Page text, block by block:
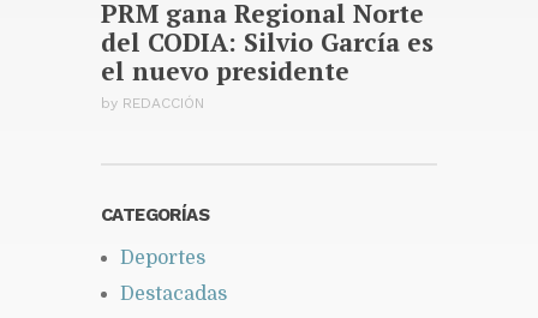
PRM gana Regional Norte
del CODIA: Silvio García es
el nuevo presidente
by REDACCIÓN
CATEGORÍAS
Deportes
Destacadas